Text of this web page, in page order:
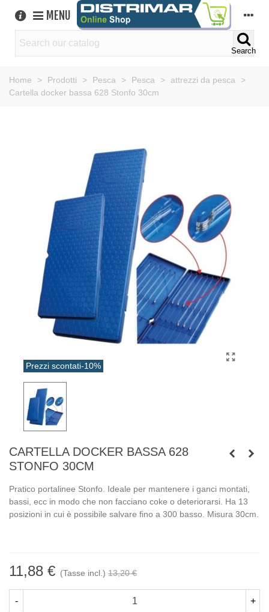
MENU
Search
Home > Prodotti > Pesca > Pesca > attrezzi da pesca
>
Cartella docker bassa 628 Stonfo 30cm
Prezzi scontati-10%
CARTELLA DOCKER BASSA 628
STONFO 30CM
Pratico portalinee Stonfo. Ideale per mantenere i ganci montati,
bassi, ecc in modo che non facciano coke o deteriorarsi. Ha 13
posizioni in cui è possibile salvare fino a 300 basso. Misura 30cm.
11,88 € (Tasse incl.) 13,20 €
- +